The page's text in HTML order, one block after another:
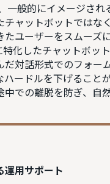
一般的にイメージされ
チャットボットではな
たユーザーをスムーズ
特化したチャットボッ
だ対話形式でのフォー
ードルを下げることが
中での離脱を防ぎ、自
運用サポート